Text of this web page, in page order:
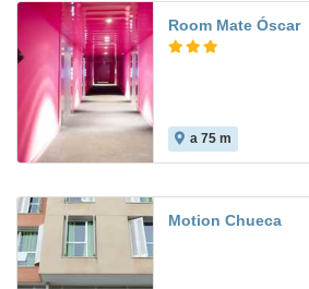
Room Mate Óscar
a 75 m
Motion Chueca